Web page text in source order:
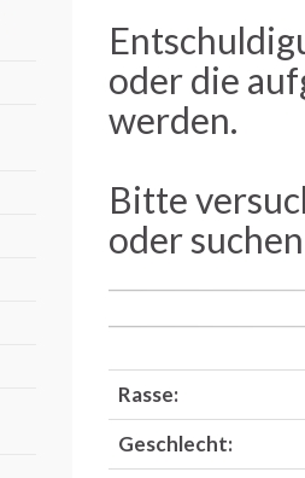
oder die
werden.
Bitte
oder
Rasse:
Geschlecht: